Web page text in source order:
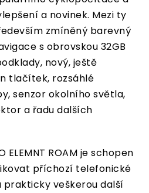
a novinek. Mezi ty
zmíněný barevný
s obrovskou 32GB
nový, ještě
tlačítek, rozsáhlé
senzor okolního světla,
a řadu dalších
ROAM je schopen
příchozí telefonické
prakticky veškerou další